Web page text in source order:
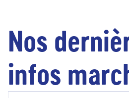
Nos
infos